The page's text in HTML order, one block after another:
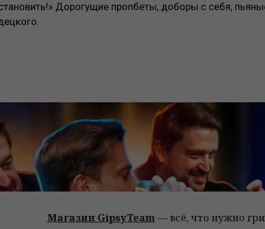
Дорогущие пропбеты, доборы с себя,
Магазин GipsyTeam— всё, что нужно